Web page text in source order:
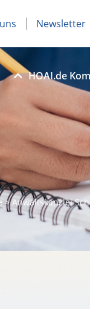
Newsletter
HOAI.de
>Anwaltskanzlei